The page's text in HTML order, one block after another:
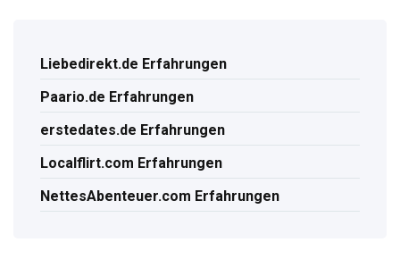
Liebedirekt.de Erfahrungen
Paario.de Erfahrungen
erstedates.de Erfahrungen
Localflirt.com Erfahrungen
NettesAbenteuer.com Erfahrungen